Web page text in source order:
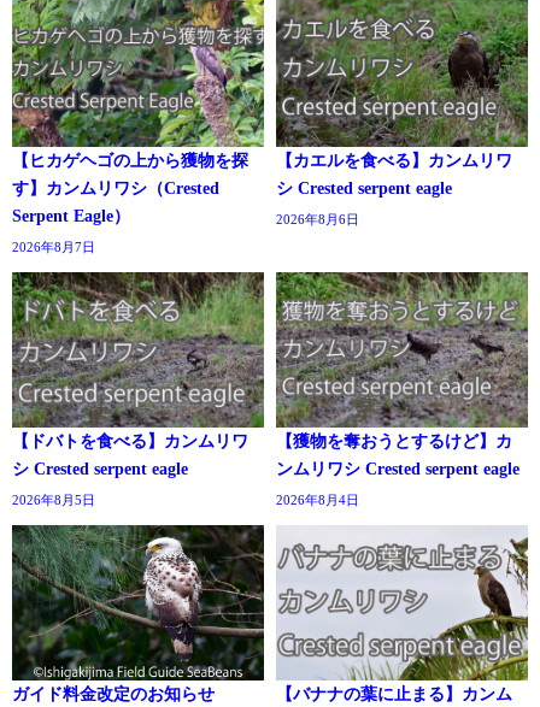
【ヒカゲヘゴの上から獲物を探
す】カンムリワシ（Crested
Serpent Eagle）
2026年8月7日
【カエルを食べる】カンムリワ
シ Crested serpent eagle
2026年8月6日
【ドバトを食べる】カンムリワ
シ Crested serpent eagle
2026年8月5日
【獲物を奪おうとするけど】カ
ンムリワシ Crested serpent eagle
2026年8月4日
ガイド料金改定のお知らせ
【バナナの葉に止まる】カンム